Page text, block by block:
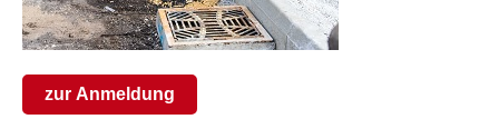
zur Anmeldung